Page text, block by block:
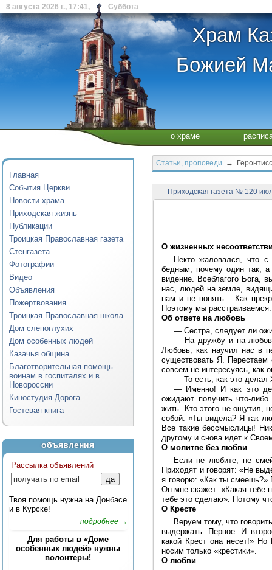
8 августа 2026 г., 17:41, Суббота
Храм
Божией
о храме
Главная
События Церкви
Новости храма
Приходская жизнь
Публикации
Троицкая Православная газета
Стенгазета
Фотографии
Видео
Объявления
Пожертвования
Троицкая Православная школа
Дом слепоглухих
Дом особенных людей
Казачья община
Благотворительная помощь
воинам в госпиталях и в
Новороссии
Киностудия Дорога
Гостевая книга
объявления
Рассылка объявлений
Твоя помощь нужна на Донбасе
и в Курске!
подробнее →
Для работы в «Доме
особенных людей» нужны
волонтеры!
Статьи, проповеди →
Приходская газета № 120
О жизненных
Некто жаловался, что с
бедным, почему один так,
видение. Всеблагого Бога,
нас, людей на земле,
нам и не понять… Как
Поэтому мы
Об ответе на любовь
— Сестра, следует ли
— На дружбу и на
Любовь, как научил нас в
существовать Я.
совсем не интересуясь, как
— То есть, как это делал
— Именно! И как это
ожидают получить что-
жить. Кто этого не ощутил,
собой. «Ты видела? Я так
Все такие бессмыслицы!
другому и снова идет к
О молитве без любви
Если не любите, не
Приходят и говорят: «Не
я говорю: «Как ты смеешь?»
Он мне скажет: «Какая тебе
тебе это сделаю». Потому
О Кресте
Веруем тому, что
выдержать. Первое. И
какой Крест она несет!»
носим только «крестики».
О любви